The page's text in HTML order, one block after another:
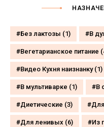
Без лактозы (1) В
Вегетарианское питание
Видео Кухня наизнанку(1)
В мультиварке (1) В
Диетические (3)
Для ленивых (6) Из